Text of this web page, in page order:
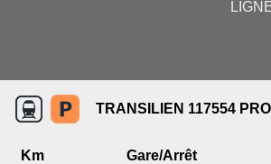
TRANSILIEN 117554
Km Gare/Arrêt